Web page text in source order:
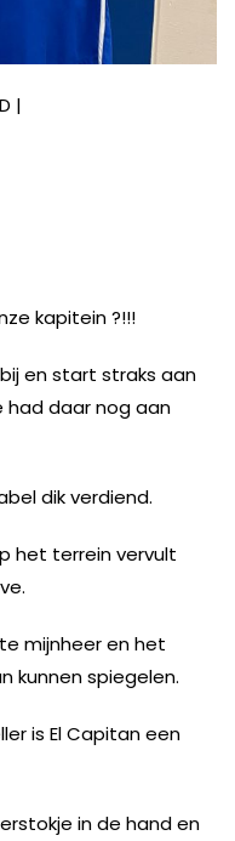
|
kapitein ?!!!
en start straks aan
had daar nog aan
dik verdiend.
het terrein vervult
mijnheer en het
kunnen spiegelen.
is El Capitan een
in de hand en